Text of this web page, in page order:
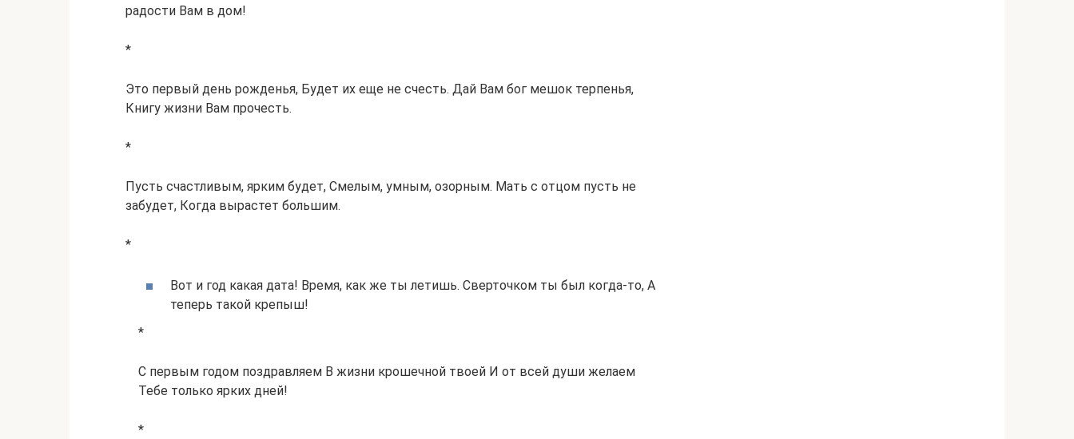
радости Вам в дом!
*
Это первый день рожденья, Будет их еще не счесть. Дай Вам бог мешок терпенья,
Книгу жизни Вам прочесть.
*
Пусть счастливым, ярким будет, Смелым, умным, озорным. Мать с отцом пусть не
забудет, Когда вырастет большим.
*
Вот и год какая дата! Время, как же ты летишь. Сверточком ты был когда-то, А
теперь такой крепыш!
*
С первым годом поздравляем В жизни крошечной твоей И от всей души желаем
Тебе только ярких дней!
*